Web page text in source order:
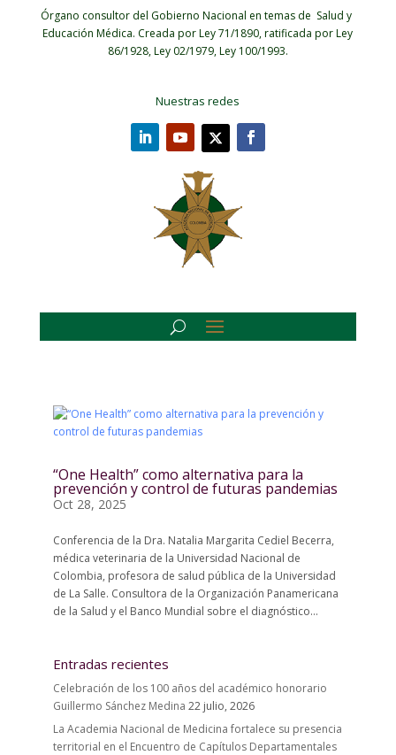
Órgano consultor del Gobierno Nacional en temas de Salud y
Educación Médica. Creada por Ley 71/1890, ratificada por Ley
86/1928, Ley 02/1979, Ley 100/1993.
Nuestras redes
“One Health” como alternativa para la
prevención y control de futuras pandemias
Oct 28, 2025
Conferencia de la Dra. Natalia Margarita Cediel Becerra,
médica veterinaria de la Universidad Nacional de
Colombia, profesora de salud pública de la Universidad
de La Salle. Consultora de la Organización Panamericana
de la Salud y el Banco Mundial sobre el diagnóstico...
Entradas recientes
Celebración de los 100 años del académico honorario
Guillermo Sánchez Medina 22 julio, 2026
La Academia Nacional de Medicina fortalece su presencia
territorial en el Encuentro de Capítulos Departamentales